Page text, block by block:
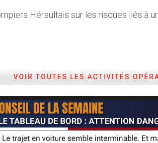
Héraultais sur les risques liés à
VOIR TOUTES LES ACTIVITÉS